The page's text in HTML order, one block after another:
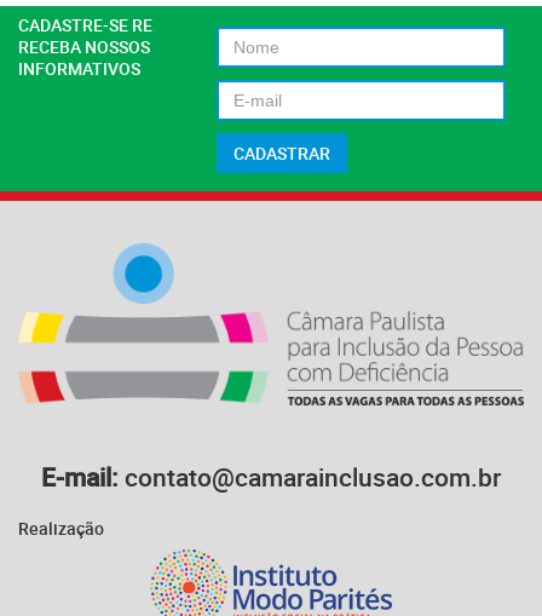
CADASTRE-SE RE
RECEBA NOSSOS
INFORMATIVOS
E-mail: contato@camarainclusao.com.br
Realização